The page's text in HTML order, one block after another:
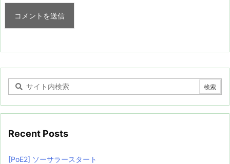
Recent Posts
[PoE2] ソーサラースタート